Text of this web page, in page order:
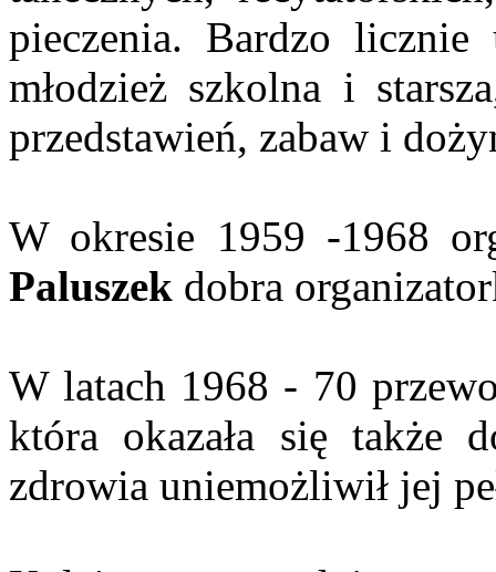
pieczenia. Bardzo licznie
młodzież szkolna i
przedstawień, zabaw i
W okresie 1959 -1968
Paluszek dobra
W latach 1968 - 70
która okazała się także
zdrowia uniemożliwił jej